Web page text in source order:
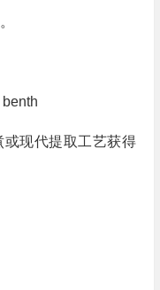
现代提取工艺获得